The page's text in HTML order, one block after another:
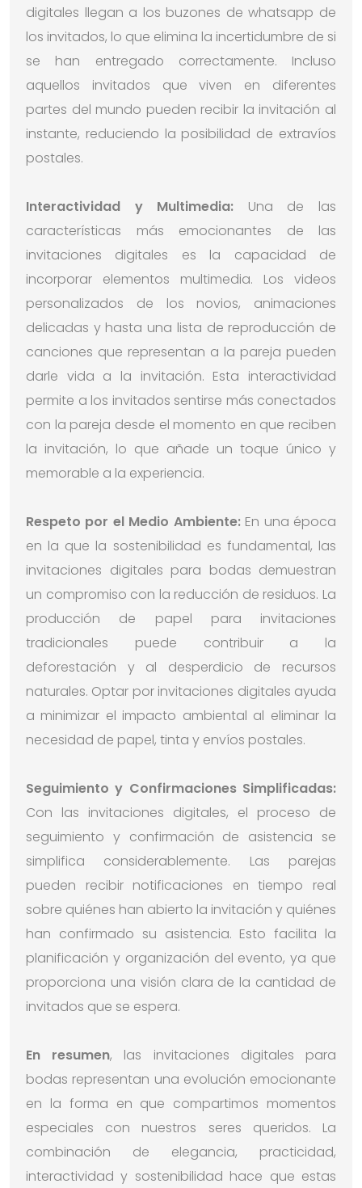
digitales llegan a los buzones de whatsapp de
los invitados, lo que elimina la incertidumbre de si
se han entregado correctamente. Incluso
aquellos invitados que viven en diferentes
partes del mundo pueden recibir la invitación al
instante, reduciendo la posibilidad de extravíos
postales.
Interactividad y Multimedia: Una de las
características más emocionantes de las
invitaciones digitales es la capacidad de
incorporar elementos multimedia. Los videos
personalizados de los novios, animaciones
delicadas y hasta una lista de reproducción de
canciones que representan a la pareja pueden
darle vida a la invitación. Esta interactividad
permite a los invitados sentirse más conectados
con la pareja desde el momento en que reciben
la invitación, lo que añade un toque único y
memorable a la experiencia.
Respeto por el Medio Ambiente:En una época
en la que la sostenibilidad es fundamental, las
invitaciones digitales para bodas demuestran
un compromiso con la reducción de residuos. La
producción de papel para invitaciones
tradicionales puede contribuir a la
deforestación y al desperdicio de recursos
naturales. Optar por invitaciones digitales ayuda
a minimizar el impacto ambiental al eliminar la
necesidad de papel, tinta y envíos postales.
Seguimiento y Confirmaciones Simplificadas:
Con las invitaciones digitales, el proceso de
seguimiento y confirmación de asistencia se
simplifica considerablemente. Las parejas
pueden recibir notificaciones en tiempo real
sobre quiénes han abierto la invitación y quiénes
han confirmado su asistencia. Esto facilita la
planificación y organización del evento, ya que
proporciona una visión clara de la cantidad de
invitados que se espera.
En resumen, las invitaciones digitales para
bodas representan una evolución emocionante
en la forma en que compartimos momentos
especiales con nuestros seres queridos. La
combinación de elegancia, practicidad,
interactividad y sostenibilidad hace que estas